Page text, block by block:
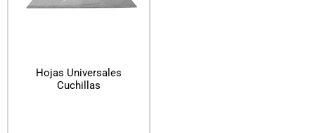
Hojas Universales
Cuchillas